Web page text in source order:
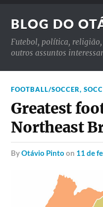
BLOG DO
Futebol, política,
outros assuntos
FOOTBALL/SOCCER,
Greatest
Northeast
byOtávio Pinto on 11 de